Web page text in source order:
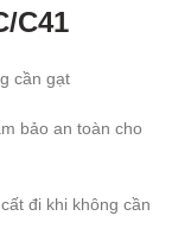
C41
cần gạt
bảo an toàn cho
đi khi không cần